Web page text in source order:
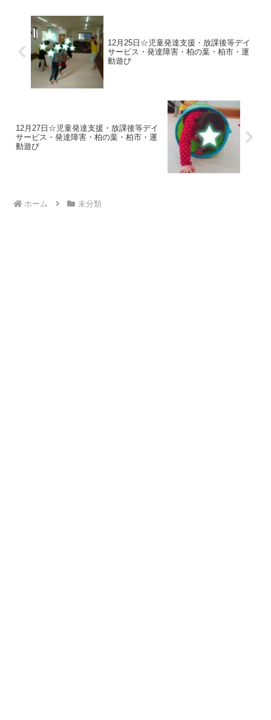
12月25日☆児童発達支援・放課後等デイ
サービス・発達障害・柏の葉・柏市・運
動遊び
12月27日☆児童発達支援・放課後等デイ
サービス・発達障害・柏の葉・柏市・運
動遊び
ホーム 未分類